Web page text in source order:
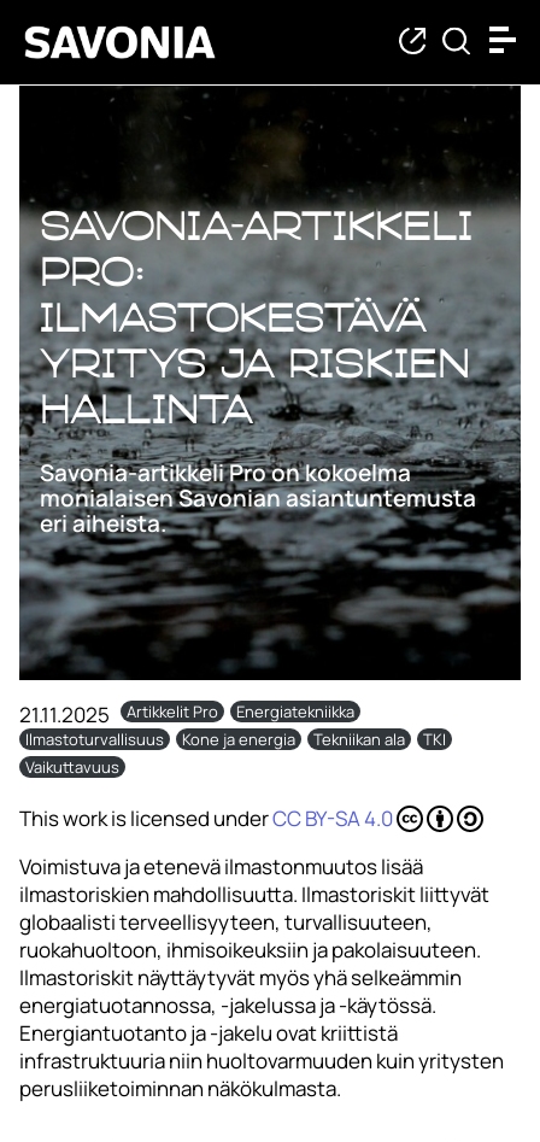
Savonia-artikkeli
Pro:
Ilmastokestävä
yritys ja riskien
hallinta
Savonia-artikkeli Pro on kokoelma
monialaisen Savonian asiantuntemusta
eri aiheista.
21.11.2025 Artikkelit Pro
Energiatekniikka
Ilmastoturvallisuus
Kone ja energia Tekniikan ala
TKI
Vaikuttavuus
This work is licensed underCC BY-SA 4.0
Voimistuva ja etenevä ilmastonmuutos lisää
ilmastoriskien mahdollisuutta. Ilmastoriskit liittyvät
globaalisti terveellisyyteen, turvallisuuteen,
ruokahuoltoon, ihmisoikeuksiin ja pakolaisuuteen.
Ilmastoriskit näyttäytyvät myös yhä selkeämmin
energiatuotannossa, -jakelussa ja -käytössä.
Energiantuotanto ja -jakelu ovat kriittistä
infrastruktuuria niin huoltovarmuuden kuin yritysten
perusliiketoiminnan näkökulmasta.